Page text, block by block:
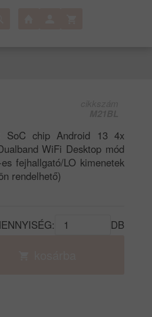
SoC chip Android 13 4x
WiFi Desktop mód
fejhallgató/LO kimenetek
rendelhető)
DB